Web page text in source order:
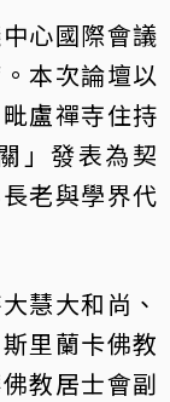
心國際會議
本次論壇以
盧禪寺住持
」發表為契
老與學界代
慧大和尚、
里蘭卡佛教
教居士會副